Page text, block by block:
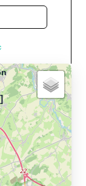
carte
à